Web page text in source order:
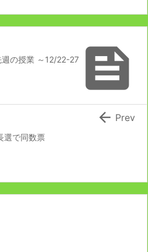

週の授業 ～12/22-27
選で同数票
 Prev